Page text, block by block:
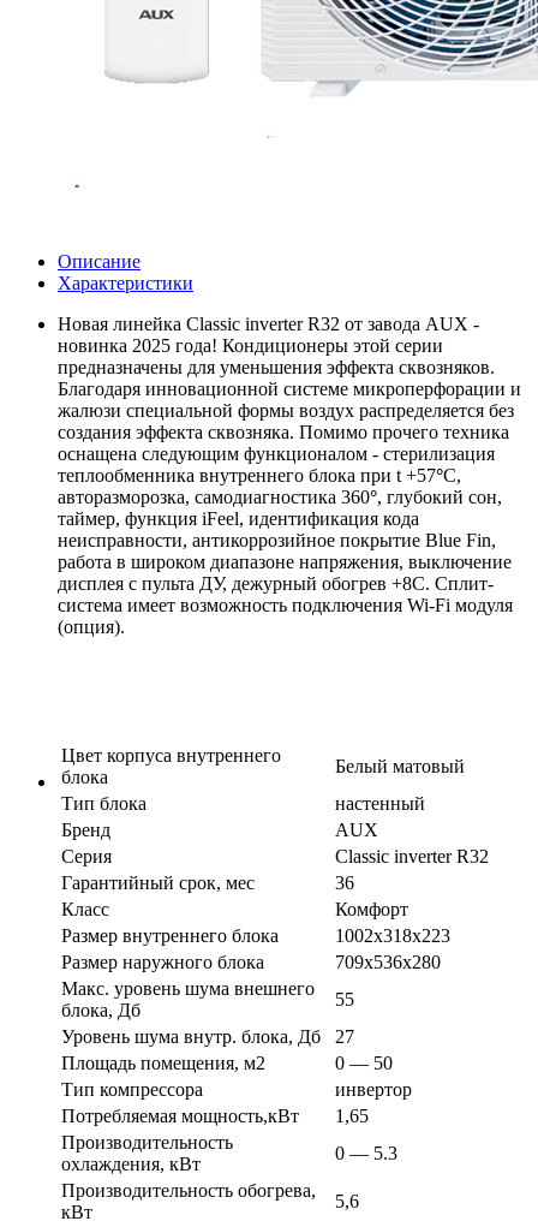
Описание
Характеристики
Новая линейка Classic inverter R32 от завода AUX -
новинка 2025 года! Кондиционеры этой серии
предназначены для уменьшения эффекта сквозняков.
Благодаря инновационной системе микроперфорации и
жалюзи специальной формы воздух распределяется без
создания эффекта сквозняка. Помимо прочего техника
оснащена следующим функционалом - стерилизация
теплообменника внутреннего блока при t +57°С,
авторазморозка, самодиагностика 360°, глубокий сон,
таймер, функция iFeel, идентификация кода
неисправности, антикоррозийное покрытие Blue Fin,
работа в широком диапазоне напряжения, выключение
дисплея с пульта ДУ, дежурный обогрев +8С. Сплит-
система имеет возможность подключения Wi-Fi модуля
(опция).
Цвет корпуса внутреннего
блока
Белый матовый
Тип блока
настенный
Бренд
AUX
Серия
Classic inverter R32
Гарантийный срок, мес
36
Класс
Комфорт
Размер внутреннего блока
1002х318х223
Размер наружного блока
709х536х280
Макс. уровень шума внешнего
блока, Дб
55
Уровень шума внутр. блока, Дб
27
Площадь помещения, м2
0 — 50
Тип компрессора
инвертор
Потребляемая мощность,кВт
1,65
Производительность
охлаждения, кВт
0 — 5.3
Производительность обогрева,
кВт
5,6